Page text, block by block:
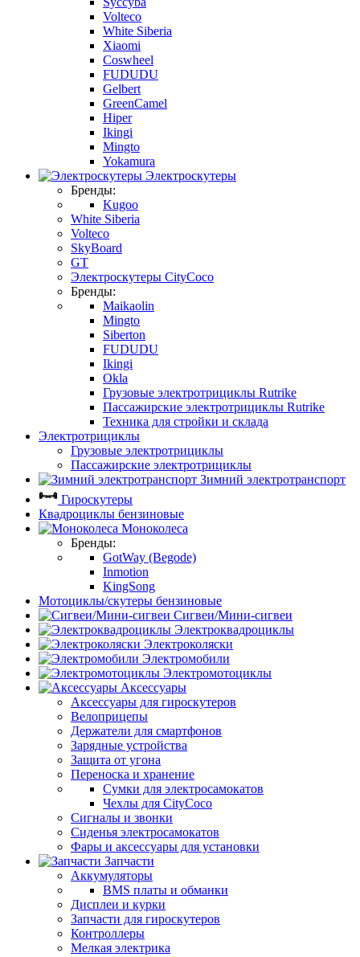
Volteco
White Siberia
Xiaomi
Coswheel
FUDUDU
Gelbert
GreenCamel
Hiper
Ikingi
Mingto
Yokamura
Электроскутеры
Бренды:
Kugoo
White Siberia
Volteco
SkyBoard
GT
Электроскутеры CityCoco
Бренды:
Maikaolin
Mingto
Siberton
FUDUDU
Ikingi
Okla
Грузовые электротрициклы Rutrike
Пассажирские электротрициклы Rutrike
Техника для стройки и склада
Электротрициклы
Грузовые электротрициклы
Пассажирские электротрициклы
Зимний электротранспорт
Гироскутеры
Квадроциклы бензиновые
Моноколеса
Бренды:
GotWay (Begode)
Inmotion
KingSong
Мотоциклы/скутеры бензиновые
Сигвеи/Мини-сигвеи
Электроквадроциклы
Электроколяски
Электромобили
Электромотоциклы
Аксессуары
Аксессуары для гироскутеров
Велоприцепы
Держатели для смартфонов
Зарядные устройства
Защита от угона
Переноска и хранение
Сумки для электросамокатов
Чехлы для CityCoco
Сигналы и звонки
Сиденья электросамокатов
Фары и аксессуары для установки
Запчасти
Аккумуляторы
BMS платы и обманки
Дисплеи и курки
Запчасти для гироскутеров
Контроллеры
Мелкая электрика